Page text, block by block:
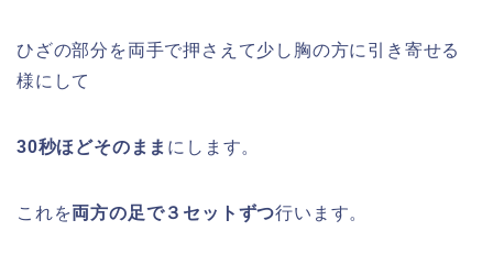
ひざの部分を両手で押さえて少し胸の方に引き寄せる
様にして
30秒ほどそのまま にします。
これを両方の足で３セットずつ行います。